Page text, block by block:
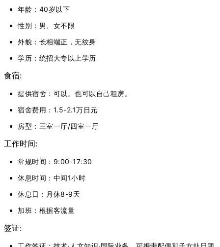
年龄：40岁以下
性别：男、女不限
外貌：长相端正，无纹身
学历：统招大专以上学历
食宿:
提供宿舍：可以。也可以自己租房。
宿舍费用：1.5-2.1万日元
房型：三室一厅/四室一厅
工作时间:
常规时间：9:00-17:30
休息时间：中间1小时
休息日：月休8-9天
加班：根据客流量
签证: